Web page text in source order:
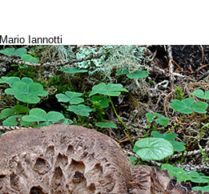
Iannotti